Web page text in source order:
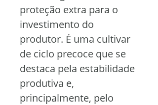
proteção extra para o
investimento do
produtor. É uma cultivar
de ciclo precoce que se
destaca pela estabilidade
produtiva e,
principalmente, pelo